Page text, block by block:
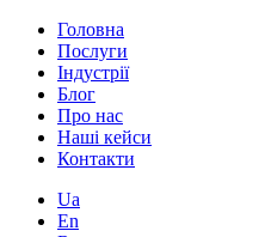
Головна
Послуги
Індустрії
Блог
Про нас
Наші кейси
Контакти
Ua
En